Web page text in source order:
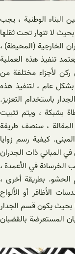
البناء الوطنية ، يجب
لا تنهار تحت ثقلها
الخارجية (المحيطة) ،
تنفيذ هذه العملية
لأجزاء مختلفة من
عام ، لتنفيذ هذه
باستخدام التعزيز.
بشبكة ، ويتم تثبيت
، سنصف طريقة
كيفية رسم زوايا
المباني ذات الجدران
الخرسانة في الأعمدة ،
الحشو. بطريقة أخرى ،
الأظافر أو الألواح
بحيث يكون قسم الجدار
المستعرضة بالقضبان